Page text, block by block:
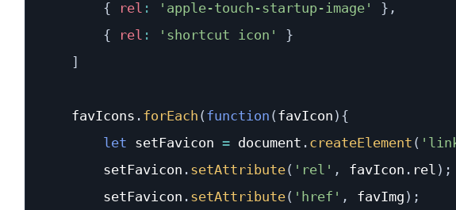
{
rel : 'apple-touch-startup-image' } ,
{
rel : 'shortcut icon'
}
]
    favIcons
. forEach ( function ( favIcon ) {
let setFavicon = document . createElement (
        setFavicon
. setAttribute( 'rel' , favIcon . rel ) ;
        setFavicon
. setAttribute( 'href' , favImg ) ;